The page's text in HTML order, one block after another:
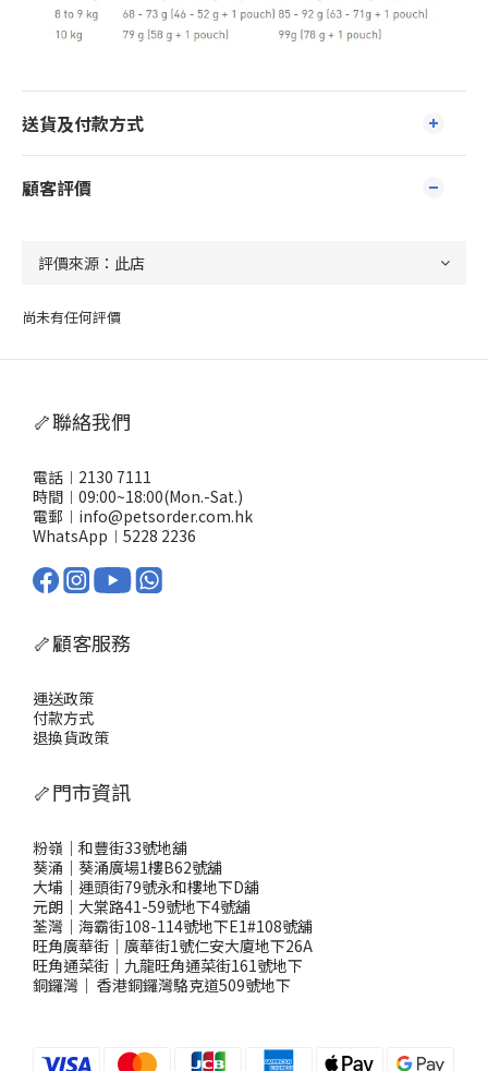
送貨及付款方式
顧客評價
尚未有任何評價
🦴聯絡我們
電話︱2130 7111
時間︱09:00~18:00(Mon.-Sat.)
電郵︱info@petsorder.com.hk
WhatsApp︱ 5228 2236
🦴顧客服務
運送政策
付款方式
退換貨政策
🦴門市資訊
粉嶺｜和豐街33號地舖
葵涌｜葵涌廣場1樓B62號舖
大埔｜運頭街79號永和樓地下D舖
元朗｜大棠路41-59號地下4號舖
荃灣｜海霸街108-114號地下E1#108號舖
旺角廣華街｜廣華街1號仁安大廈地下26A
旺角通菜街｜九龍旺角通菜街161號地下
銅鑼灣 ｜ 香港銅鑼灣駱克道509號地下